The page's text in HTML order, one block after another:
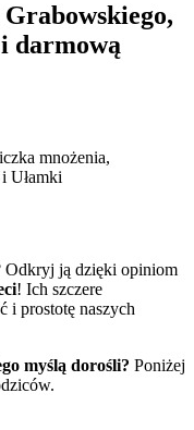
darmową
mnożenia,
Ułamki
Odkryj ją dzięki opiniom
! Ich szczere
i prostotę naszych
myślą dorośli? Poniżej